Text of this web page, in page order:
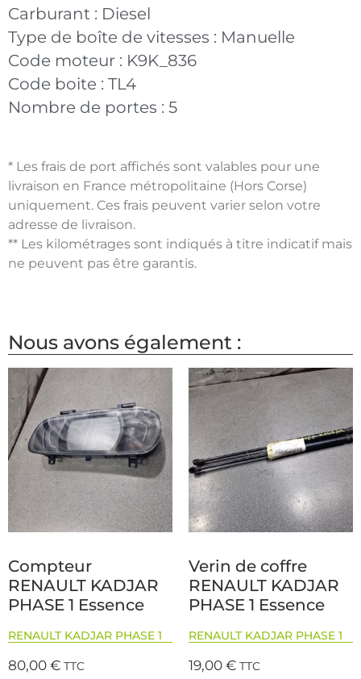
Carburant : Diesel
Type de boîte de vitesses : Manuelle
Code moteur : K9K_836
Code boite : TL4
Nombre de portes : 5
* Les frais de port affichés sont valables pour une
livraison en France métropolitaine (Hors Corse)
uniquement. Ces frais peuvent varier selon votre
adresse de livraison.
** Les kilométrages sont indiqués à titre indicatif mais
ne peuvent pas être garantis.
Nous avons également :
Compteur
RENAULT KADJAR
PHASE 1 Essence
RENAULT KADJAR PHASE 1
80,00€ TTC
Verin de coffre
RENAULT KADJAR
PHASE 1 Essence
RENAULT KADJAR PHASE 1
19,00€ TTC